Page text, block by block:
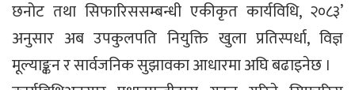
छनोट तथा सिफारिससम्बन्धी एकीकृत कार्यविधि, २०८३’
अनुसार अब उपकुलपति नियुक्ति खुला प्रतिस्पर्धा, विज्ञ
मूल्याङ्कन र सार्वजनिक सुझावका आधारमा अघि बढाइनेछ ।